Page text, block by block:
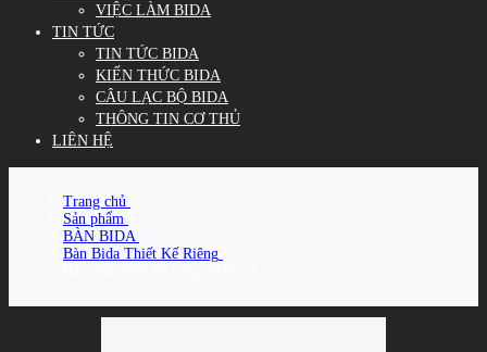
VIỆC LÀM BIDA
TIN TỨC
TIN TỨC BIDA
KIẾN THỨC BIDA
CÂU LẠC BỘ BIDA
THÔNG TIN CƠ THỦ
LIÊN HỆ
Trang chủ
Sản phẩm
BÀN BIDA
Bàn Bida Thiết Kế Riêng